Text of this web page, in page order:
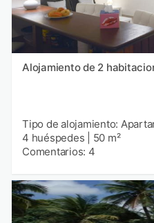
Alojamiento de 2
Tipo de alojamiento:
4 huéspedes
50 m²
Comentarios: 4